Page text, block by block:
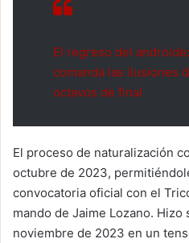
El regreso del
comanda las ilusiones
octavos de final
El proceso de naturalización
octubre de 2023,
convocatoria oficial con el
mando de Jaime Lozano.
noviembre de 2023 en un